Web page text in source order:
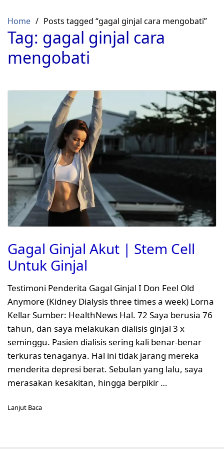
content
Home Posts tagged “gagal ginjal cara mengobati”
Tag: gagal ginjal cara
mengobati
Gagal Ginjal Akut | Stem Cell
Untuk Ginjal
Testimoni Penderita Gagal Ginjal I Don Feel Old
Anymore (Kidney Dialysis three times a week) Lorna
Kellar Sumber: HealthNews Hal. 72 Saya berusia 76
tahun, dan saya melakukan dialisis ginjal 3 x
seminggu. Pasien dialisis sering kali benar-benar
terkuras tenaganya. Hal ini tidak jarang mereka
menderita depresi berat. Sebulan yang lalu, saya
merasakan kesakitan, hingga berpikir …
Lanjut Baca